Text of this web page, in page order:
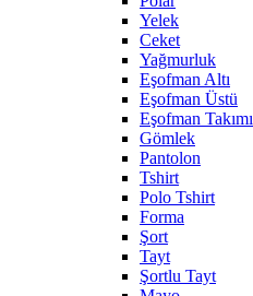
Yelek
Ceket
Yağmurluk
Eşofman Altı
Eşofman Üstü
Eşofman Takımı
Gömlek
Pantolon
Tshirt
Polo Tshirt
Forma
Şort
Tayt
Şortlu Tayt